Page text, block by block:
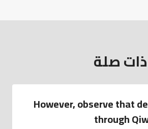
صلة
However, observe that
through